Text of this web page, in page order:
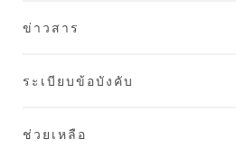
ข่าวสาร
ระเบียบข้อบังคับ
ช่วยเหลือ